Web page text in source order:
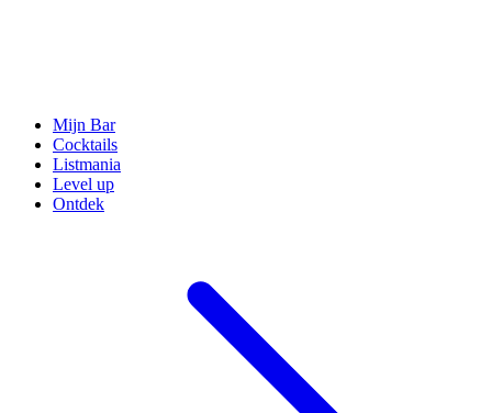
Mijn Bar
Cocktails
Listmania
Level up
Ontdek